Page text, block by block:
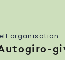
organisation: